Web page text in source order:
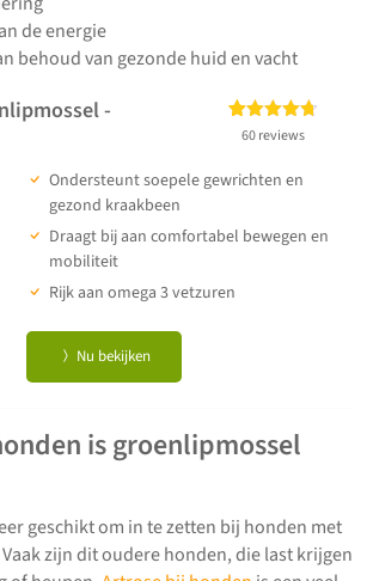
de energie
behoud van gezonde huid en vacht
-
Gewaardeerd
gebaseerd
6060 reviews
Ondersteunt soepele gewrichten en
gezond kraakbeen
Draagt bij aan comfortabel bewegen en
mobiliteit
Rijk aan omega 3 vetzuren
Nu bekijken
is groenlipmossel
geschikt om in te zetten bij honden met
zijn dit oudere honden, die last krijgen